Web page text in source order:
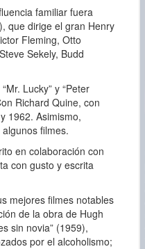
familiar fuera
que dirige el gran Henry
Fleming, Otto
Sekely, Budd
Lucky” y “Peter
Richard Quine, con
1962. Asimismo,
filmes.
en colaboración con
con gusto y escrita
mejores filmes notables
de la obra de Hugh
sin novia” (1959),
por el alcoholismo;